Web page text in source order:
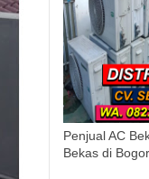
Penjual AC
Bekas di Bogor